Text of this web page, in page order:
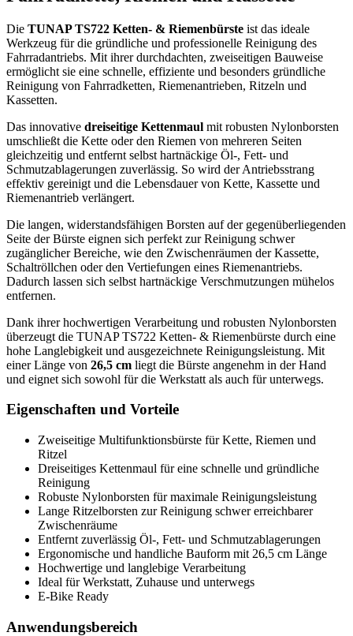
Die TUNAP TS722 Ketten- & Riemenbürste ist das ideale
Werkzeug für die gründliche und professionelle Reinigung des
Fahrradantriebs. Mit ihrer durchdachten, zweiseitigen Bauweise
ermöglicht sie eine schnelle, effiziente und besonders gründliche
Reinigung von Fahrradketten, Riemenantrieben, Ritzeln und
Kassetten.
Das innovative dreiseitige Kettenmaul mit robusten Nylonborsten
umschließt die Kette oder den Riemen von mehreren Seiten
gleichzeitig und entfernt selbst hartnäckige Öl-, Fett- und
Schmutzablagerungen zuverlässig. So wird der Antriebsstrang
effektiv gereinigt und die Lebensdauer von Kette, Kassette und
Riemenantrieb verlängert.
Die langen, widerstandsfähigen Borsten auf der gegenüberliegenden
Seite der Bürste eignen sich perfekt zur Reinigung schwer
zugänglicher Bereiche, wie den Zwischenräumen der Kassette,
Schaltröllchen oder den Vertiefungen eines Riemenantriebs.
Dadurch lassen sich selbst hartnäckige Verschmutzungen mühelos
entfernen.
Dank ihrer hochwertigen Verarbeitung und robusten Nylonborsten
überzeugt die TUNAP TS722 Ketten- & Riemenbürste durch eine
hohe Langlebigkeit und ausgezeichnete Reinigungsleistung. Mit
einer Länge von 26,5 cm liegt die Bürste angenehm in der Hand
und eignet sich sowohl für die Werkstatt als auch für unterwegs.
Eigenschaften und Vorteile
Zweiseitige Multifunktionsbürste für Kette, Riemen und
Ritzel
Dreiseitiges Kettenmaul für eine schnelle und gründliche
Reinigung
Robuste Nylonborsten für maximale Reinigungsleistung
Lange Ritzelborsten zur Reinigung schwer erreichbarer
Zwischenräume
Entfernt zuverlässig Öl-, Fett- und Schmutzablagerungen
Ergonomische und handliche Bauform mit 26,5 cm Länge
Hochwertige und langlebige Verarbeitung
Ideal für Werkstatt, Zuhause und unterwegs
E-Bike Ready
Anwendungsbereich